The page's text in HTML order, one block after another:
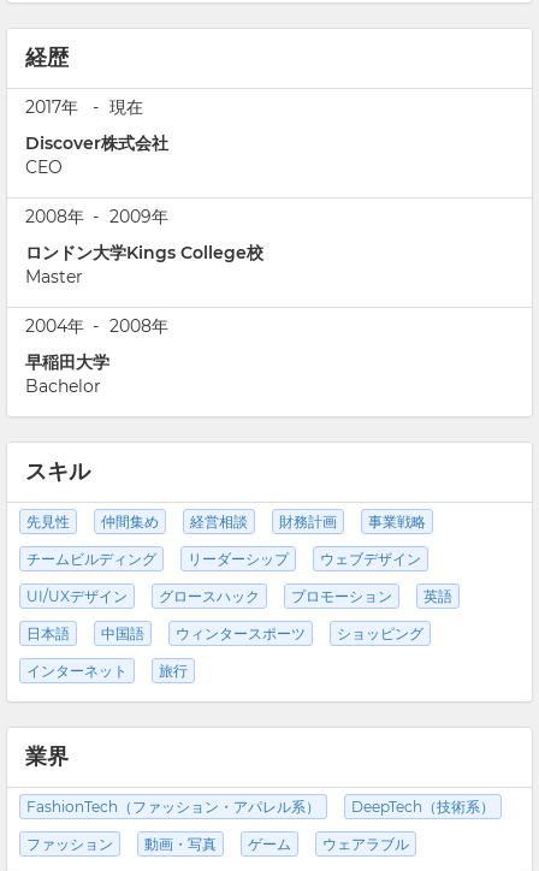
経歴
2017年 - 現在
Discover株式会社
CEO
2008年 - 2009年
ロンドン大学Kings College校
Master
2004年 - 2008年
早稲田大学
Bachelor
スキル
先見性 仲間集め 経営相談 財務計画 事業戦略
チームビルディング リーダーシップ ウェブデザイン
UI/UXデザイン グロースハック プロモーション 英語
日本語 中国語 ウィンタースポーツ ショッピング
インターネット 旅行
業界
FashionTech（ファッション・アパレル系） DeepTech（技術系）
ファッション 動画・写真 ゲーム ウェアラブル